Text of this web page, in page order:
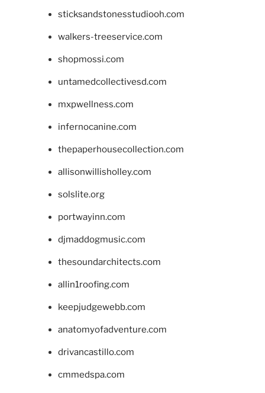
sticksandstonesstudiooh.com
walkers-treeservice.com
shopmossi.com
untamedcollectivesd.com
mxpwellness.com
infernocanine.com
thepaperhousecollection.com
allisonwillisholley.com
solslite.org
portwayinn.com
djmaddogmusic.com
thesoundarchitects.com
allin1roofing.com
keepjudgewebb.com
anatomyofadventure.com
drivancastillo.com
cmmedspa.com